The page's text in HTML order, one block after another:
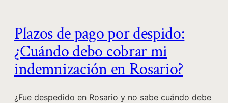
Plazos de pago por despido:
¿Cuándo debo cobrar mi
indemnización en Rosario?
¿Fue despedido en Rosario y no sabe cuándo debe